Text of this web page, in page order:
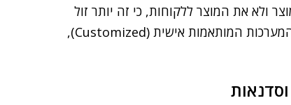
ולא את המוצר ללקוחות, כי זה יותר זול
ועושים את הלקוח יותר שבע רצון. לאנשי המקצוע נמאס מהמערכות המותאמות אישית (Customized),